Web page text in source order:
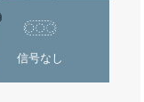
信号なし